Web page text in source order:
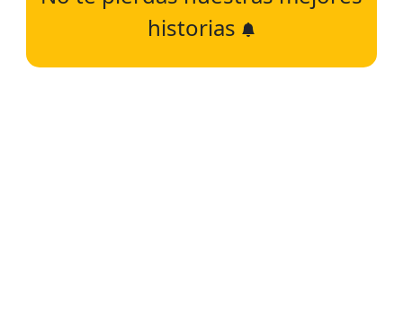
historias